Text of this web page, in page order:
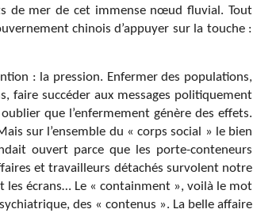
de mer de cet immense nœud fluvial. Tout
chinois d’appuyer sur la touche :
: la pression. Enfermer des populations,
faire succéder aux messages politiquement
que l’enfermement génère des effets.
sur l’ensemble du « corps social » le bien
ouvert parce que les porte-conteneurs
et travailleurs détachés survolent notre
les écrans… Le « containment », voilà le mot
des « contenus ». La belle affaire